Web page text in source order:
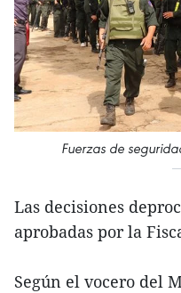
Fuerzas de
Las decisiones
aprobadas por la
Según el vocero del